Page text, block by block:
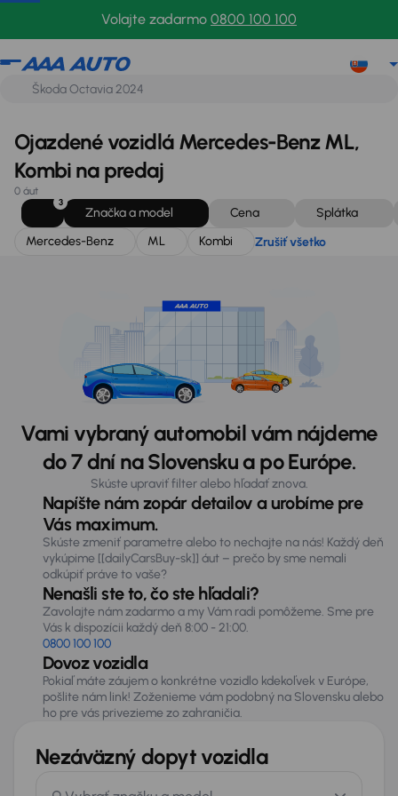
Volajte zadarmo 0800 100 100
Mercedes-Benz
Ojazdené vozidlá Mercedes-Benz ML,
Kombi na predaj
0 áut
3
Značka a model Cena
Splátka
Mercedes-Benz
ML Kombi Zrušiť všetko
Vami vybraný automobil vám nájdeme
do 7 dní na Slovensku a po Európe.
Skúste upraviť filter alebo hľadať znova.
Napíšte nám zopár detailov a urobíme pre
Vás maximum.
Skúste zmeniť parametre alebo to nechajte na nás! Každý deň
vykúpime [[dailyCarsBuy-sk]] áut – prečo by sme nemali
odkúpiť práve to vaše?
Nenašli ste to, čo ste hľadali?
Zavolajte nám zadarmo a my Vám radi pomôžeme. Sme pre
Vás k dispozícii každý deň 8:00 - 21:00.
0800 100 100
Dovoz vozidla
Pokiaľ máte záujem o konkrétne vozidlo kdekoľvek v Európe,
pošlite nám link! Zoženieme vám podobný na Slovensku alebo
ho pre vás privezieme zo zahraničia.
Nezáväzný dopyt vozidla